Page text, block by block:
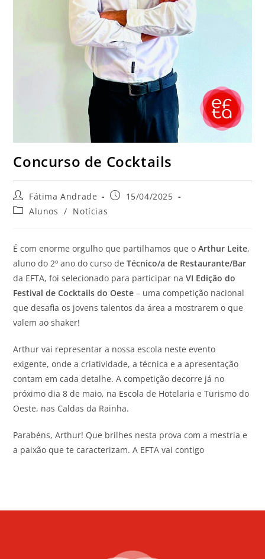
Concurso de Cocktails
Fátima Andrade
15/04/2025
Alunos / Notícias
É com enorme orgulho que partilhamos que oArthur Leite,
aluno do 2º ano do curso deTécnico/a de Restaurante/Bar
da EFTA, foi selecionado para participar naVI Edição do
Festival de Cocktails do Oeste – uma competição nacional
que desafia os jovens talentos da área a mostrarem o que
valem ao shaker!
Arthur vai representar a nossa escola neste evento
exigente, onde a criatividade, a técnica e a apresentação
contam em cada detalhe. A competição decorre já no
próximo dia 8 de maio, na Escola de Hotelaria e Turismo do
Oeste, nas Caldas da Rainha.
Parabéns, Arthur! Que brilhes nesta prova com a mestria e
a paixão que te caracterizam. A EFTA vai contigo